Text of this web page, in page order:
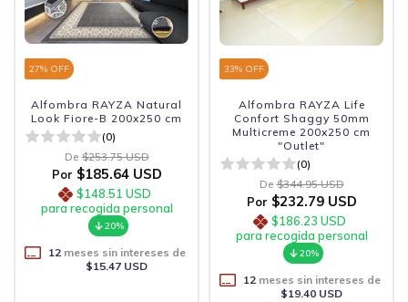
27% OFF
Alfombra RAYZA Natural
Look Fiore-B 200x250 cm
(0)
De $253.75 USD
Por $185.64 USD
$148.51 USD
para recogida personal
20%
12meses sin intereses de
$15.47 USD
33% OFF
Alfombra RAYZA Life
Confort Shaggy 50mm
Multicreme 200x250 cm
"Outlet"
(0)
De $344.95 USD
Por $232.79 USD
$186.23 USD
para recogida personal
20%
12meses sin intereses de
$19.40 USD